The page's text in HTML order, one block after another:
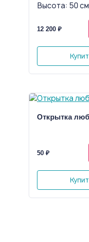
Высота: 50
12 200 ₽
Открытка
50 ₽